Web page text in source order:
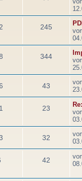
245
344
43
23
32
42